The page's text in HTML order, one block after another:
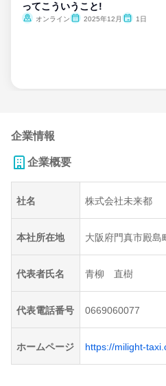
ってこういうこと!
オンライン 2025年12月 1日
企業情報
企業概要
社名 株式会社未来都
本社所在地 大阪府門真市殿島
代表者氏名 青柳 直樹
代表電話番号 0669060077
ホームページ https://milight-